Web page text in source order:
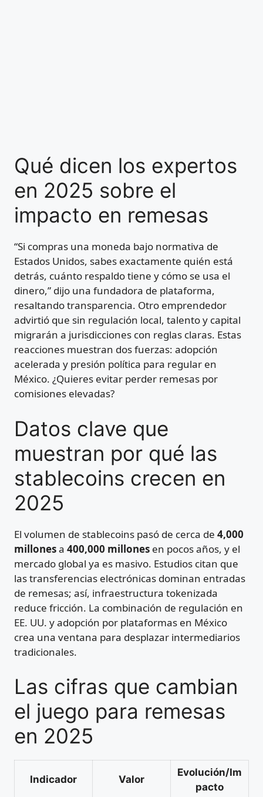
Qué dicen los expertos
en 2025 sobre el
impacto en remesas
“Si compras una moneda bajo normativa de
Estados Unidos, sabes exactamente quién está
detrás, cuánto respaldo tiene y cómo se usa el
dinero,” dijo una fundadora de plataforma,
resaltando transparencia. Otro emprendedor
advirtió que sin regulación local, talento y capital
migrarán a jurisdicciones con reglas claras. Estas
reacciones muestran dos fuerzas: adopción
acelerada y presión política para regular en
México. ¿Quieres evitar perder remesas por
comisiones elevadas?
Datos clave que
muestran por qué las
stablecoins crecen en
2025
El volumen de stablecoins pasó de cerca de 4,000
millonesa 400,000 millones en pocos años, y el
mercado global ya es masivo. Estudios citan que
las transferencias electrónicas dominan entradas
de remesas; así, infraestructura tokenizada
reduce fricción. La combinación de regulación en
EE. UU. y adopción por plataformas en México
crea una ventana para desplazar intermediarios
tradicionales.
Las cifras que cambian
el juego para remesas
en 2025
Indicador Valor
Evolución/Im
pacto